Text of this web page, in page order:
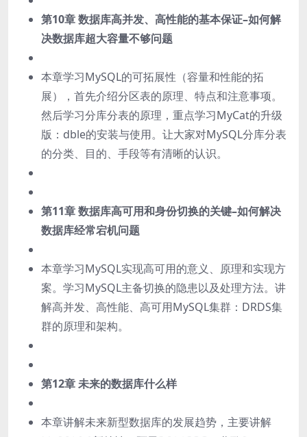
第10章 数据库高并发、高性能的基本保证–如何解
决数据库超大容量不够问题
本章学习MySQL的可拓展性（容量和性能的拓
展），首先介绍分区表的原理、特点和注意事项。
然后学习分库分表的原理，重点学习MyCat的升级
版：dble的安装与使用。让大家对MySQL分库分表
的分类、目的、手段等有清晰的认识。
第11章 数据库高可用和身份切换的关键–如何解决
数据库经常宕机问题
本章学习MySQL实现高可用的意义、原理和实现方
案。学习MySQL主备切换的隐患以及处理方法。讲
解高并发、高性能、高可用MySQL集群：DRDS集
群的原理和架构。
第12章 未来的数据库什么样
本章讲解未来新型数据库的发展趋势，主要讲解